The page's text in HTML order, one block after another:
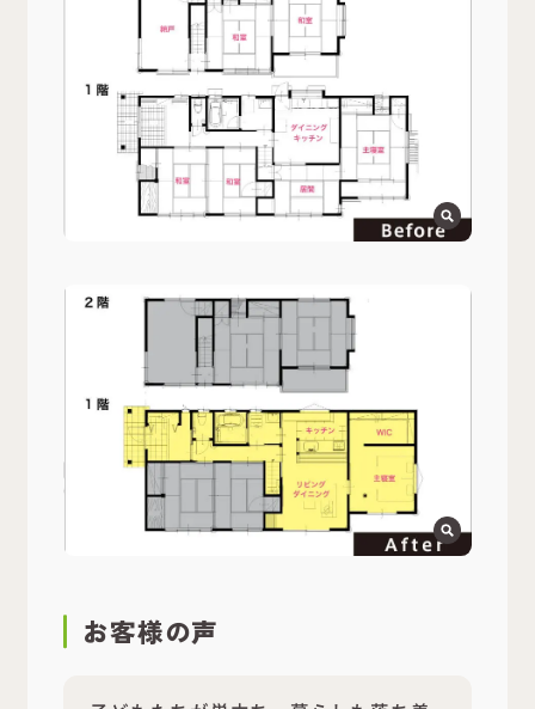
お客様の声